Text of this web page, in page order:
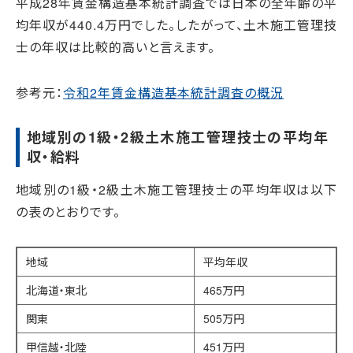
均年収が440.4万円でした。したがって、土木施工管理技
士の年収は比較的高いと言えます。
参考元：令和2年賃金構造基本統計調査の概況
地域別の1級・2級土木施工管理技士の平均年
収・給料
地域別の1級・2級土木施工管理技士の平均年収は以下
の表のとおりです。
地域
平均年収
北海道・東北
465万円
関東
505万円
甲信越・北陸
451万円